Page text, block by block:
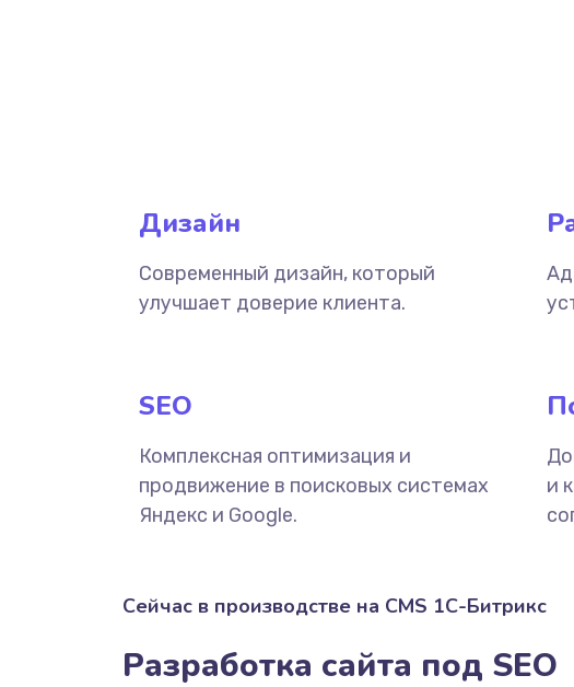
Дизайн
Современный дизайн, который
улучшает доверие клиента.
SEO
Комплексная оптимизация и
продвижение в поисковых системах
Яндекс и Google.
и
Сейчас в производстве на CMS 1С-Битрикс
Разработка сайта под SEO